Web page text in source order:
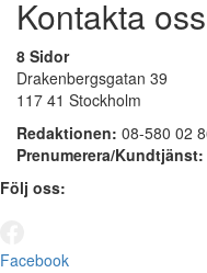
Kontakta oss
8 Sidor
Drakenbergsgatan 39
117 41 Stockholm
Redaktionen: 08-580 02
Prenumerera/Kundtjänst:
Följ oss:
Facebook